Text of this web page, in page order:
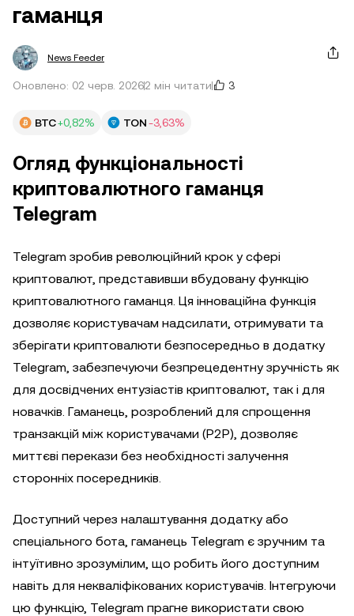
гаманця
News Feeder
Оновлено: 02 черв. 20262 мін читати 3
BTC+0,82% TON-3,63%
Огляд функціональності
криптовалютного гаманця
Telegram
Telegram зробив революційний крок у сфері
криптовалют, представивши вбудовану функцію
криптовалютного гаманця. Ця інноваційна функція
дозволяє користувачам надсилати, отримувати та
зберігати криптовалюти безпосередньо в додатку
Telegram, забезпечуючи безпрецедентну зручність як
для досвідчених ентузіастів криптовалют, так і для
новачків. Гаманець, розроблений для спрощення
транзакцій між користувачами (P2P), дозволяє
миттєві перекази без необхідності залучення
сторонніх посередників.
Доступний через налаштування додатку або
спеціального бота, гаманець Telegram є зручним та
інтуїтивно зрозумілим, що робить його доступним
навіть для некваліфікованих користувачів. Інтегруючи
цю функцію, Telegram прагне використати свою